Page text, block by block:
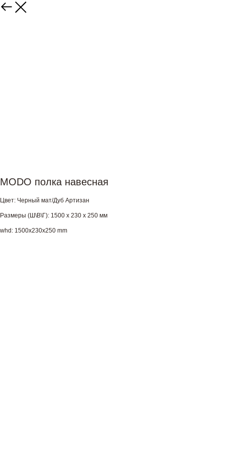
MODO полка навесная
Цвет: Черный мат/Дуб Артизан
Размеры (Ш\В\Г): 1500 х 230 х 250 мм
whd: 1500x230x250 mm